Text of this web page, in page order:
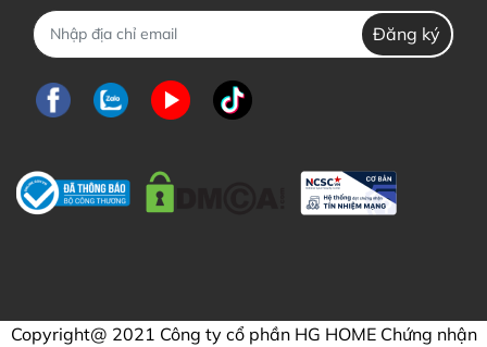
Đăng ký
Copyright@ 2021 Công ty cổ phần HG HOME Chứng nhận